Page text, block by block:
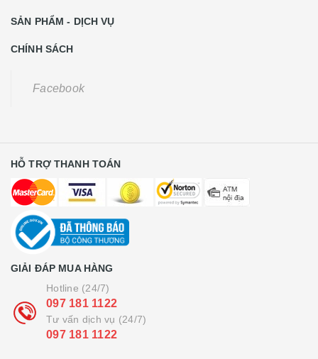
SẢN PHẨM - DỊCH VỤ
CHÍNH SÁCH
Facebook
HỖ TRỢ THANH TOÁN
GIẢI ĐÁP MUA HÀNG
Hotline (24/7)
097 181 1122
Tư vấn dịch vụ (24/7)
097 181 1122